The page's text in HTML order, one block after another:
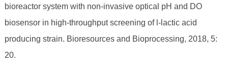
bioreactor system with non-invasive optical pH and DO
biosensor in high-throughput screening of l-lactic acid
producing strain. Bioresources and Bioprocessing, 2018, 5:
20.